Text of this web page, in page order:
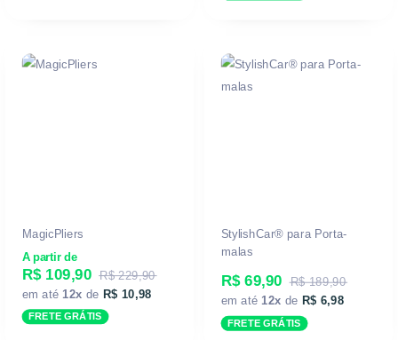
MagicPliers
A partir de
R$ 109,90 R$ 229,90
em até 12x de R$ 10,98
FRETE GRÁTIS
StylishCar® para Porta-
malas
R$ 69,90
R$ 189,90
em até 12x de R$ 6,98
FRETE GRÁTIS